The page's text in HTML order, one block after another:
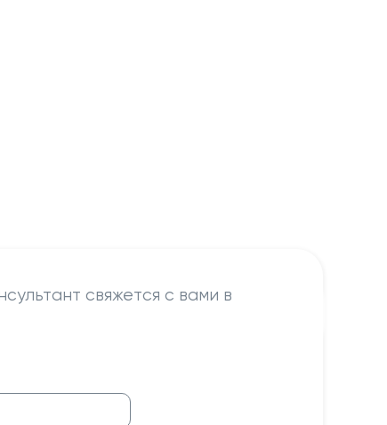
свяжется с вами в